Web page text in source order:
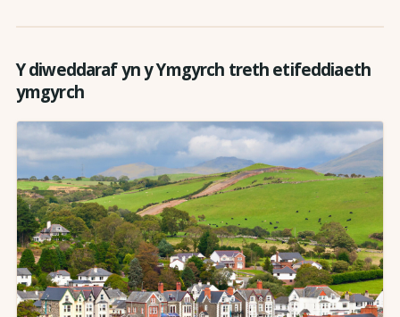
Y diweddaraf yn y Ymgyrch treth etifeddiaeth
ymgyrch